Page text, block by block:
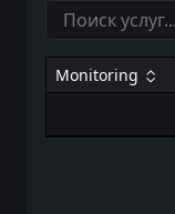
Monitoring